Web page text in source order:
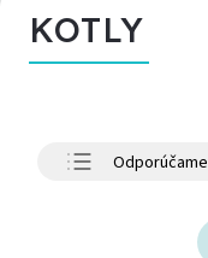
KOTLY
Odporúčame